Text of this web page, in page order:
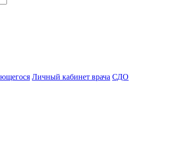
Личный кабинет врача СДО